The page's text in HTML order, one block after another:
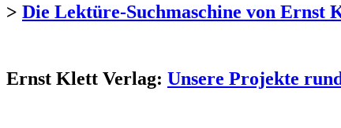
> Die Lektüre-Suchmaschine von Ernst
Ernst Klett Verlag: Unsere Projekte